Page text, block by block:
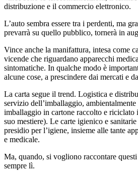
distribuzione e il commercio elettronico.
L’auto sembra essere tra i perdenti, ma
prevarrà su quello pubblico, tornerà in
Vince anche la manifattura, intesa come
vicende che riguardano apparecchi
sintomatiche. In qualche modo è
alcune cose, a prescindere dai mercati e
La carta segue il trend. Logistica e
servizio dell’imballaggio, ambientalmente
imballaggio in cartone raccolto e riciclato
suo mestiere). Le carte igienico e
presidio per l’igiene, insieme alle tante
e medicale.
Ma, quando, si vogliono raccontare
sempre lì.